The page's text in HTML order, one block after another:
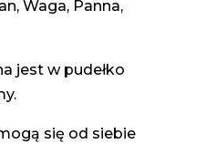
Waga, Panna,
jest w pudełko
się od siebie